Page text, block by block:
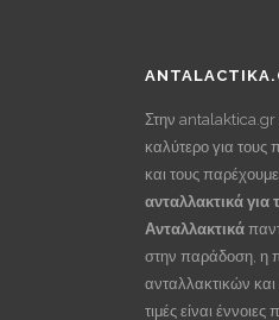
Στην antalaktica.gr
καλύτερο για τους
και τους
ανταλλακτικά για
Ανταλλακτικά
στην παράδοση, η
ανταλλακτικών και
τιμές είναι